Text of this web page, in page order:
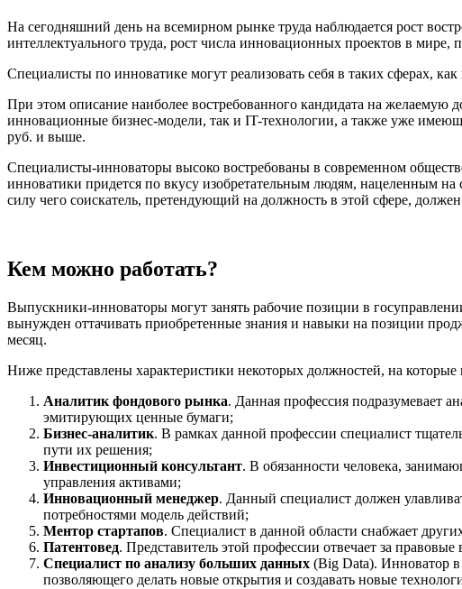
На сегодняшний день на всемирном рынке труда наблюдается рост
интеллектуального труда, рост числа инновационных проектов в
Специалисты по инноватике могут реализовать себя в таких сферах,
При этом описание наиболее востребованного кандидата на
инновационные бизнес-модели, так и IT-технологии, а также уже
руб. и выше.
Специалисты-инноваторы высоко востребованы в современном
инноватики придется по вкусу изобретательным людям, нацеленным
силу чего соискатель, претендующий на должность в этой сфере,
Кем можно работать?
Выпускники-инноваторы могут занять рабочие позиции в
вынужден оттачивать приобретенные знания и навыки на позиции
месяц.
Ниже представлены характеристики некоторых должностей, на
Аналитик фондового рынка. Данная профессия подразумевает
эмитирующих ценные бумаги;
Бизнес-аналитик. В рамках данной профессии специалист
пути их решения;
Инвестиционный консультант. В обязанности человека,
управления активами;
Инновационный менеджер. Данный специалист должен
потребностями модель действий;
Ментор стартапов. Специалист в данной области снабжает
Патентовед. Представитель этой профессии отвечает за
Специалист по анализу больших данных (Big Data). Инноватор
позволяющего делать новые открытия и создавать новые